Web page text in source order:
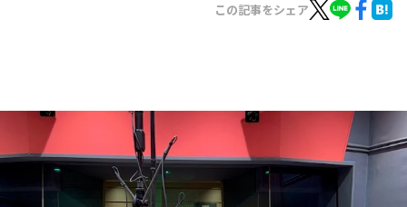
トピックス
TBS Podcast
お知らせ
イベント・グッズ
YouTube
この記事をシェア